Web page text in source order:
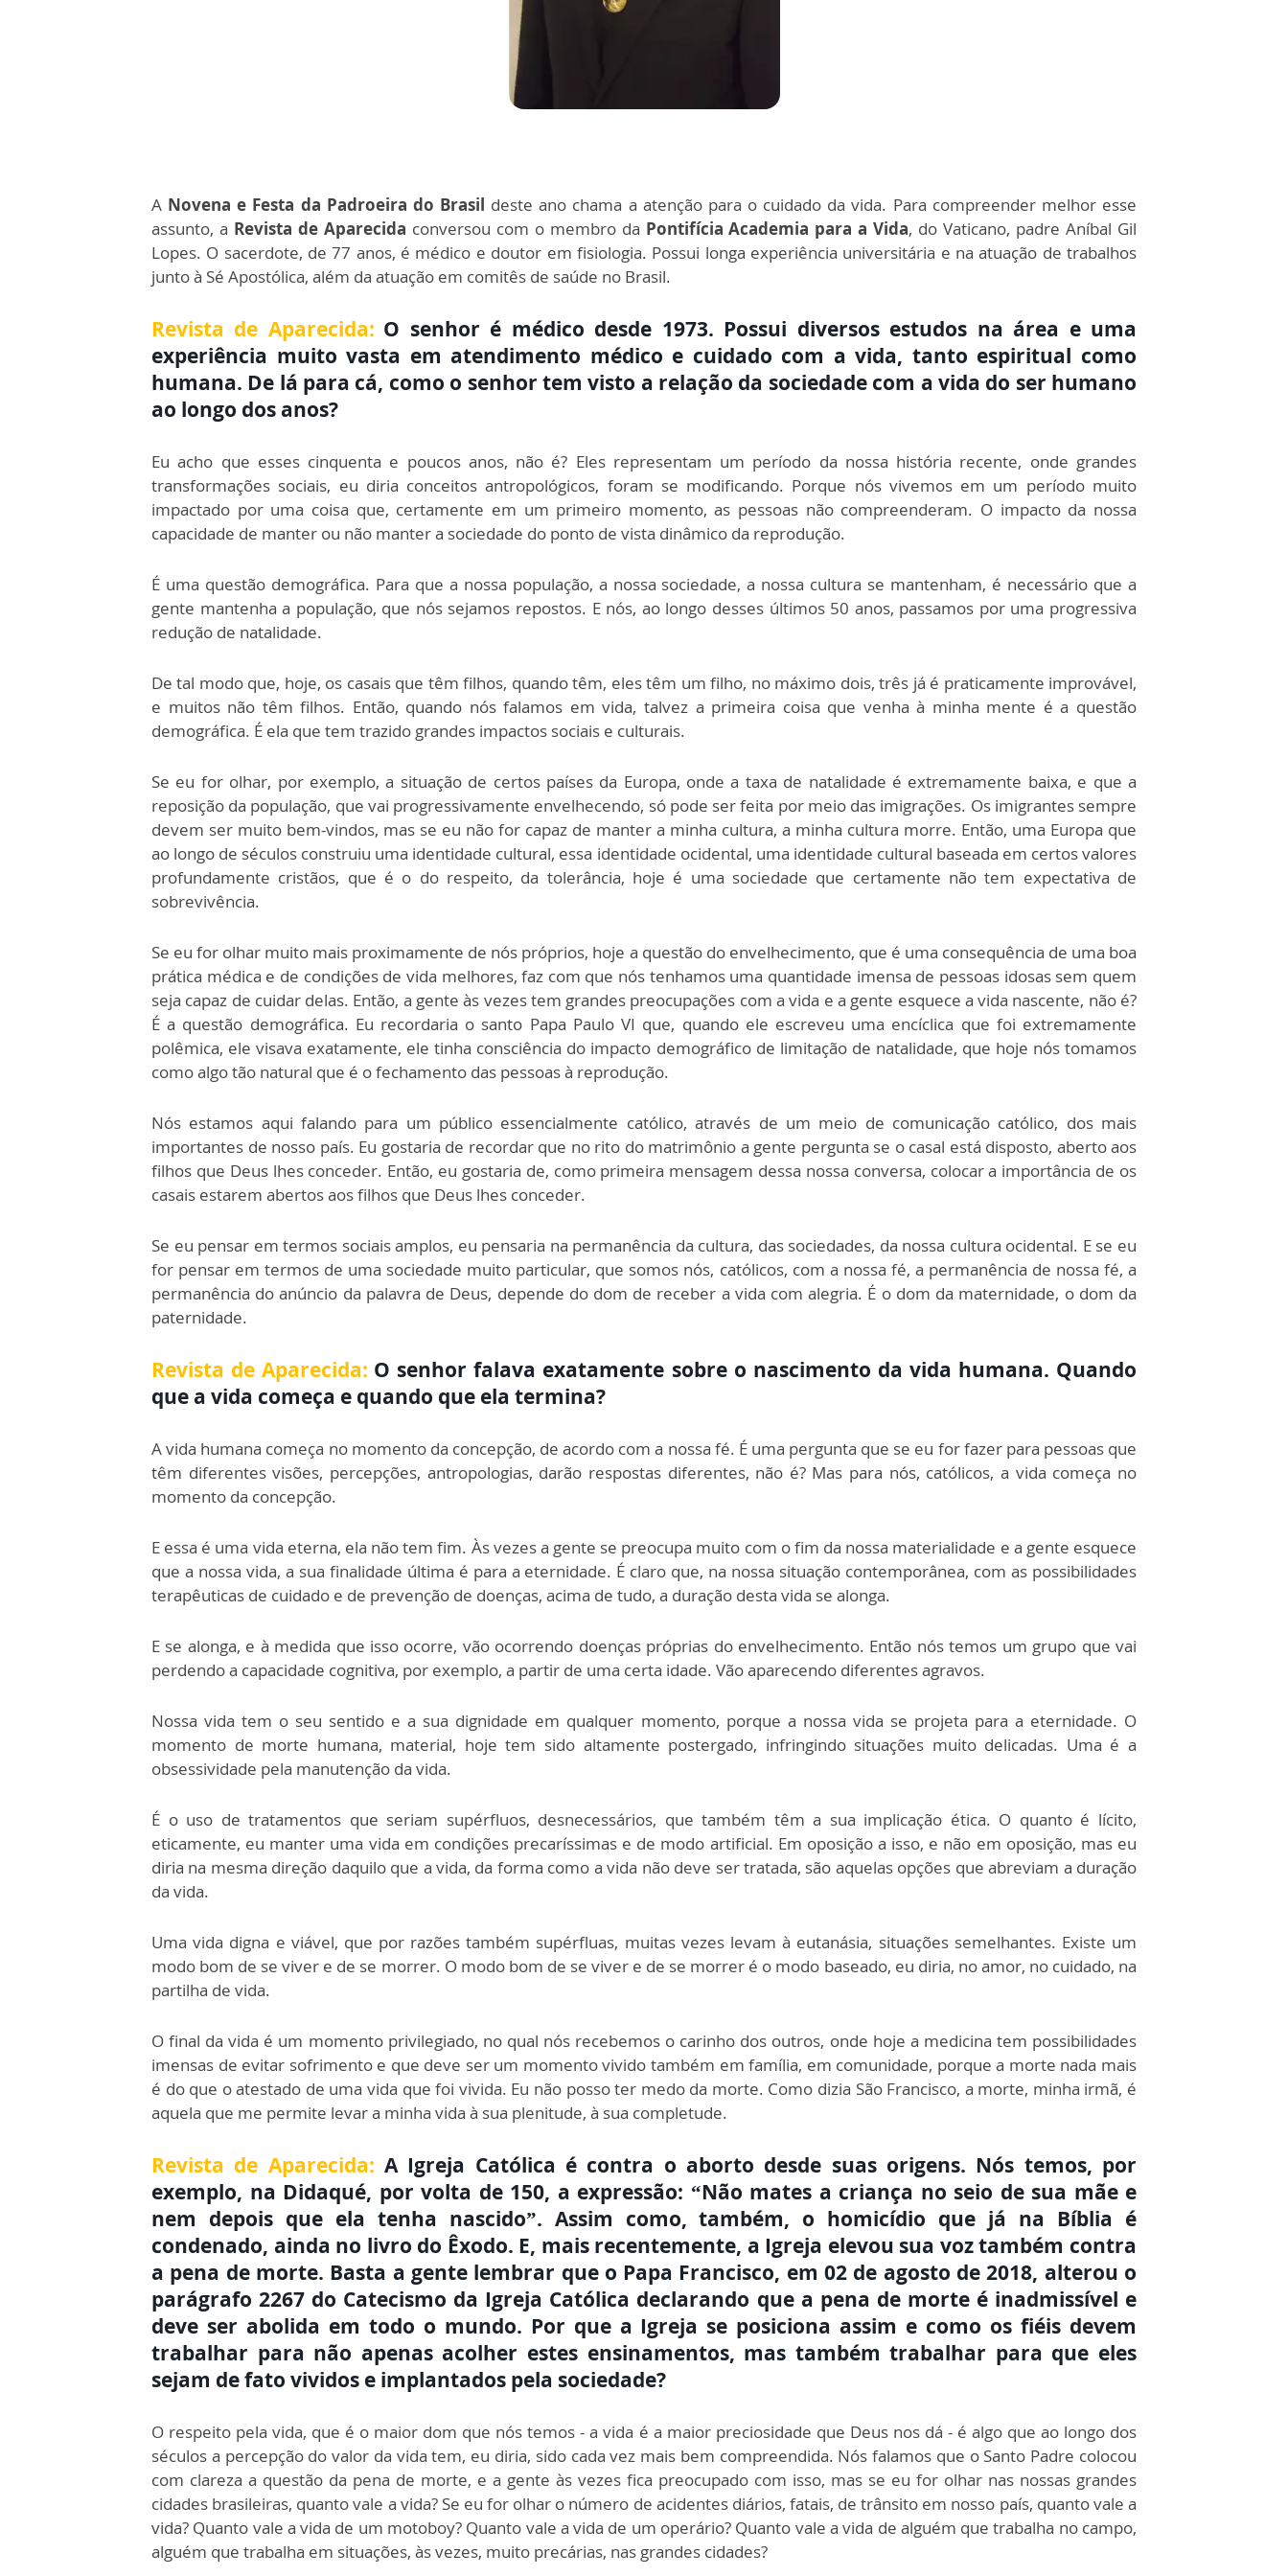
A Novena e Festa da Padroeira do Brasil deste ano chama a atenção para o cuidado da vida. Para compreender melhor esse
assunto, a Revista de Aparecida conversou com o membro da Pontifícia Academia para a Vida, do Vaticano, padre Aníbal Gil
Lopes. O sacerdote, de 77 anos, é médico e doutor em fisiologia. Possui longa experiência universitária e na atuação de trabalhos
junto à Sé Apostólica, além da atuação em comitês de saúde no Brasil.
Revista de Aparecida: O senhor é médico desde 1973. Possui diversos estudos na área e uma
experiência muito vasta em atendimento médico e cuidado com a vida, tanto espiritual como
humana. De lá para cá, como o senhor tem visto a relação da sociedade com a vida do ser humano
ao longo dos anos?
Eu acho que esses cinquenta e poucos anos, não é? Eles representam um período da nossa história recente, onde grandes
transformações sociais, eu diria conceitos antropológicos, foram se modificando. Porque nós vivemos em um período muito
impactado por uma coisa que, certamente em um primeiro momento, as pessoas não compreenderam. O impacto da nossa
capacidade de manter ou não manter a sociedade do ponto de vista dinâmico da reprodução.
É uma questão demográfica. Para que a nossa população, a nossa sociedade, a nossa cultura se mantenham, é necessário que a
gente mantenha a população, que nós sejamos repostos. E nós, ao longo desses últimos 50 anos, passamos por uma progressiva
redução de natalidade.
De tal modo que, hoje, os casais que têm filhos, quando têm, eles têm um filho, no máximo dois, três já é praticamente improvável,
e muitos não têm filhos. Então, quando nós falamos em vida, talvez a primeira coisa que venha à minha mente é a questão
demográfica. É ela que tem trazido grandes impactos sociais e culturais.
Se eu for olhar, por exemplo, a situação de certos países da Europa, onde a taxa de natalidade é extremamente baixa, e que a
reposição da população, que vai progressivamente envelhecendo, só pode ser feita por meio das imigrações. Os imigrantes sempre
devem ser muito bem-vindos, mas se eu não for capaz de manter a minha cultura, a minha cultura morre. Então, uma Europa que
ao longo de séculos construiu uma identidade cultural, essa identidade ocidental, uma identidade cultural baseada em certos valores
profundamente cristãos, que é o do respeito, da tolerância, hoje é uma sociedade que certamente não tem expectativa de
sobrevivência.
Se eu for olhar muito mais proximamente de nós próprios, hoje a questão do envelhecimento, que é uma consequência de uma boa
prática médica e de condições de vida melhores, faz com que nós tenhamos uma quantidade imensa de pessoas idosas sem quem
seja capaz de cuidar delas. Então, a gente às vezes tem grandes preocupações com a vida e a gente esquece a vida nascente, não é?
É a questão demográfica. Eu recordaria o santo Papa Paulo VI que, quando ele escreveu uma encíclica que foi extremamente
polêmica, ele visava exatamente, ele tinha consciência do impacto demográfico de limitação de natalidade, que hoje nós tomamos
como algo tão natural que é o fechamento das pessoas à reprodução.
Nós estamos aqui falando para um público essencialmente católico, através de um meio de comunicação católico, dos mais
importantes de nosso país. Eu gostaria de recordar que no rito do matrimônio a gente pergunta se o casal está disposto, aberto aos
filhos que Deus lhes conceder. Então, eu gostaria de, como primeira mensagem dessa nossa conversa, colocar a importância de os
casais estarem abertos aos filhos que Deus lhes conceder.
Se eu pensar em termos sociais amplos, eu pensaria na permanência da cultura, das sociedades, da nossa cultura ocidental. E se eu
for pensar em termos de uma sociedade muito particular, que somos nós, católicos, com a nossa fé, a permanência de nossa fé, a
permanência do anúncio da palavra de Deus, depende do dom de receber a vida com alegria. É o dom da maternidade, o dom da
paternidade.
Revista de Aparecida: O senhor falava exatamente sobre o nascimento da vida humana. Quando
que a vida começa e quando que ela termina?
A vida humana começa no momento da concepção, de acordo com a nossa fé. É uma pergunta que se eu for fazer para pessoas que
têm diferentes visões, percepções, antropologias, darão respostas diferentes, não é? Mas para nós, católicos, a vida começa no
momento da concepção.
E essa é uma vida eterna, ela não tem fim. Às vezes a gente se preocupa muito com o fim da nossa materialidade e a gente esquece
que a nossa vida, a sua finalidade última é para a eternidade. É claro que, na nossa situação contemporânea, com as possibilidades
terapêuticas de cuidado e de prevenção de doenças, acima de tudo, a duração desta vida se alonga.
E se alonga, e à medida que isso ocorre, vão ocorrendo doenças próprias do envelhecimento. Então nós temos um grupo que vai
perdendo a capacidade cognitiva, por exemplo, a partir de uma certa idade. Vão aparecendo diferentes agravos.
Nossa vida tem o seu sentido e a sua dignidade em qualquer momento, porque a nossa vida se projeta para a eternidade. O
momento de morte humana, material, hoje tem sido altamente postergado, infringindo situações muito delicadas. Uma é a
obsessividade pela manutenção da vida.
É o uso de tratamentos que seriam supérfluos, desnecessários, que também têm a sua implicação ética. O quanto é lícito,
eticamente, eu manter uma vida em condições precaríssimas e de modo artificial. Em oposição a isso, e não em oposição, mas eu
diria na mesma direção daquilo que a vida, da forma como a vida não deve ser tratada, são aquelas opções que abreviam a duração
da vida.
Uma vida digna e viável, que por razões também supérfluas, muitas vezes levam à eutanásia, situações semelhantes. Existe um
modo bom de se viver e de se morrer. O modo bom de se viver e de se morrer é o modo baseado, eu diria, no amor, no cuidado, na
partilha de vida.
O final da vida é um momento privilegiado, no qual nós recebemos o carinho dos outros, onde hoje a medicina tem possibilidades
imensas de evitar sofrimento e que deve ser um momento vivido também em família, em comunidade, porque a morte nada mais
é do que o atestado de uma vida que foi vivida. Eu não posso ter medo da morte. Como dizia São Francisco, a morte, minha irmã, é
aquela que me permite levar a minha vida à sua plenitude, à sua completude.
Revista de Aparecida: A Igreja Católica é contra o aborto desde suas origens. Nós temos, por
exemplo, na Didaqué, por volta de 150, a expressão: “Não mates a criança no seio de sua mãe e
nem depois que ela tenha nascido”. Assim como, também, o homicídio que já na Bíblia é
condenado, ainda no livro do Êxodo. E, mais recentemente, a Igreja elevou sua voz também contra
a pena de morte. Basta a gente lembrar que o Papa Francisco, em 02 de agosto de 2018, alterou o
parágrafo 2267 do Catecismo da Igreja Católica declarando que a pena de morte é inadmissível e
deve ser abolida em todo o mundo. Por que a Igreja se posiciona assim e como os fiéis devem
trabalhar para não apenas acolher estes ensinamentos, mas também trabalhar para que eles
sejam de fato vividos e implantados pela sociedade?
O respeito pela vida, que é o maior dom que nós temos - a vida é a maior preciosidade que Deus nos dá - é algo que ao longo dos
séculos a percepção do valor da vida tem, eu diria, sido cada vez mais bem compreendida. Nós falamos que o Santo Padre colocou
com clareza a questão da pena de morte, e a gente às vezes fica preocupado com isso, mas se eu for olhar nas nossas grandes
cidades brasileiras, quanto vale a vida? Se eu for olhar o número de acidentes diários, fatais, de trânsito em nosso país, quanto vale a
vida? Quanto vale a vida de um motoboy? Quanto vale a vida de um operário? Quanto vale a vida de alguém que trabalha no campo,
alguém que trabalha em situações, às vezes, muito precárias, nas grandes cidades?